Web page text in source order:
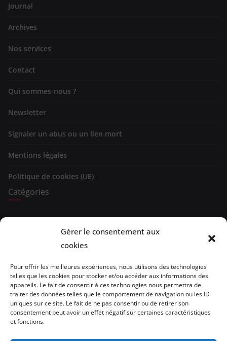
Gérer le consentement aux
cookies
Pour offrir les meilleures expériences, nous utilisons des technologies
telles que les cookies pour stocker et/ou accéder aux informations des
appareils. Le fait de consentir à ces technologies nous permettra de
traiter des données telles que le comportement de navigation ou les ID
uniques sur ce site. Le fait de ne pas consentir ou de retirer son
consentement peut avoir un effet négatif sur certaines caractéristiques
et fonctions.
Journal
Archives
Nos services
Contact
Qui sommes-nous ?
Newsletter
Signaler un abus ou un lien mort
Mentions légales
Politique de cookies (UE)
Catégories
Expositions
Evénements
Brèves de lecture
Opinion
Artistes